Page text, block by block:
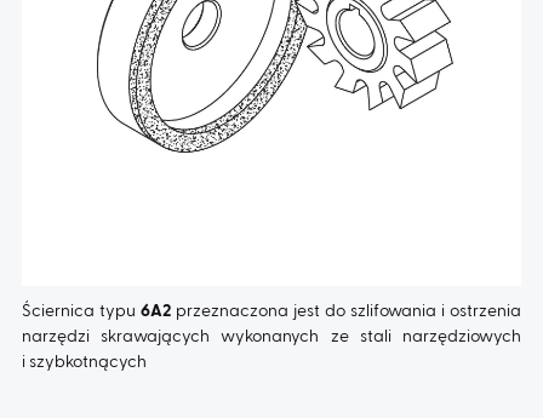
AKTUALNOŚCI
KONTAKT
Ściernica typu 6A2przeznaczona jest do szlifowania i ostrzenia
narzędzi skrawających wykonanych ze stali narzędziowych
i szybkotnących